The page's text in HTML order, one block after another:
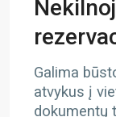
Galima
atvykus į
dokumentų